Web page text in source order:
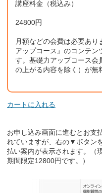
講座料金（税込み）
24800円
月額などの会費は必要あ
アップコース』のコンテン
す。基礎力アップコース会
の上がる内容を除く）が無
カートに入れる
お申し込み画面に進むとお支
れていますが、右の▼ボタン
払い案内が表示されます。（
期間限定12800円です。）